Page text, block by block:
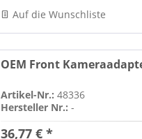
Auf die Wunschliste
OEM Front
Artikel-Nr.:48336
Hersteller Nr.:-
36,77 € *